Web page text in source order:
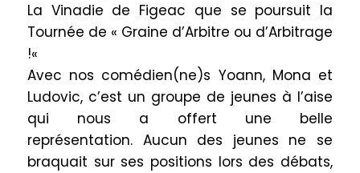
La Vinadie de Figeac que se poursuit la
Tournée de « Graine d’Arbitre ou d’Arbitrage
!«
Avec nos comédien(ne)s Yoann, Mona et
Ludovic, c’est un groupe de jeunes à l’aise
qui nous a offert une belle
représentation.Aucun des jeunes ne se
braquait sur ses positions lors des débats,